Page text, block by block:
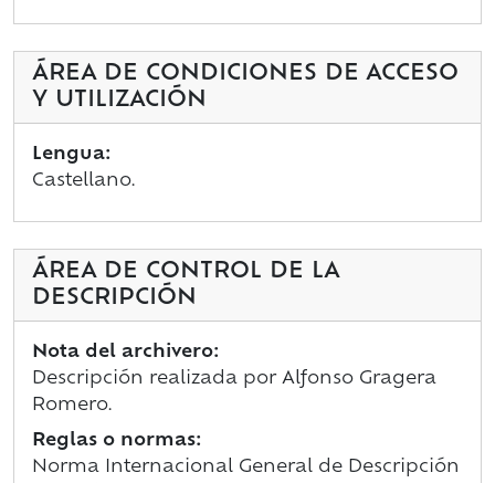
ÁREA DE CONDICIONES DE ACCESO
Y UTILIZACIÓN
Lengua:
Castellano.
ÁREA DE CONTROL DE LA
DESCRIPCIÓN
Nota del archivero:
Descripción realizada por Alfonso Gragera
Romero.
Reglas o normas:
Norma Internacional General de Descripción